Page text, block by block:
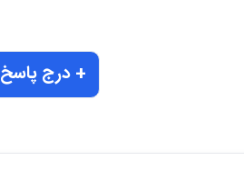
+ درج پاسخ